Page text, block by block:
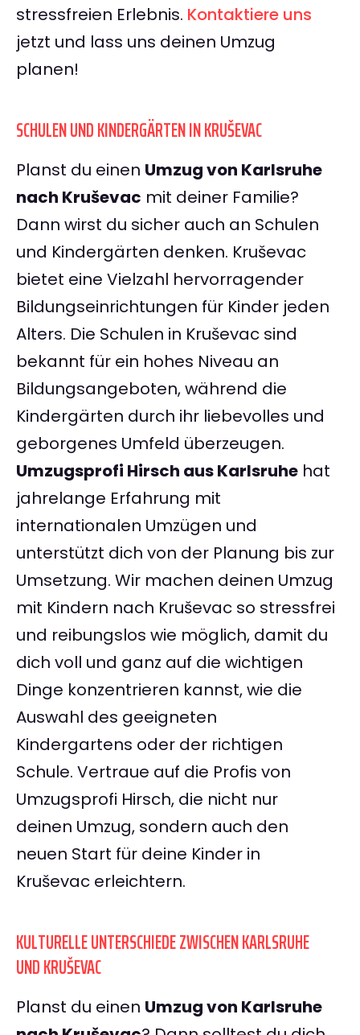
stressfreien Erlebnis. Kontaktiere uns
jetzt und lass uns deinen Umzug
planen!
SCHULEN UND KINDERGÄRTEN IN KRUŠEVAC
Planst du einen Umzug von Karlsruhe
nach Kruševac mit deiner Familie?
Dann wirst du sicher auch an Schulen
und Kindergärten denken. Kruševac
bietet eine Vielzahl hervorragender
Bildungseinrichtungen für Kinder jeden
Alters. Die Schulen in Kruševac sind
bekannt für ein hohes Niveau an
Bildungsangeboten, während die
Kindergärten durch ihr liebevolles und
geborgenes Umfeld überzeugen.
Umzugsprofi Hirsch aus Karlsruhe hat
jahrelange Erfahrung mit
internationalen Umzügen und
unterstützt dich von der Planung bis zur
Umsetzung. Wir machen deinen Umzug
mit Kindern nach Kruševac so stressfrei
und reibungslos wie möglich, damit du
dich voll und ganz auf die wichtigen
Dinge konzentrieren kannst, wie die
Auswahl des geeigneten
Kindergartens oder der richtigen
Schule. Vertraue auf die Profis von
Umzugsprofi Hirsch, die nicht nur
deinen Umzug, sondern auch den
neuen Start für deine Kinder in
Kruševac erleichtern.
KULTURELLE UNTERSCHIEDE ZWISCHEN KARLSRUHE
UND KRUŠEVAC
Planst du einen Umzug von Karlsruhe